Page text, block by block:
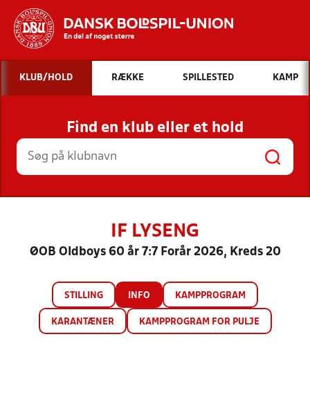
Hvad vil du søge efter?
INDHOLD OG NYHEDER
STILLINGER, RESULTATER, KLUBBER OG
HOLD
KLUB/HOLD RÆKKE SPILLESTED KAMP
Find en klub eller et hold
IF LYSENG
ØOB Oldboys 60 år 7:7 Forår 2026, Kreds 20
STILLING INFO KAMPPROGRAM
KARANTÆNER KAMPPROGRAM FOR PULJE